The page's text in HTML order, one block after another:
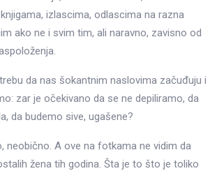
izlascima, odlascima na razna
ako ne i svim tim, ali naravno, zavisno od
da nas šokantnim naslovima začuđuju i
zar je očekivano da se ne depiliramo, da
da budemo sive, ugašene?
neobično. A ove na fotkama ne vidim da
žena tih godina. Šta je to što je toliko